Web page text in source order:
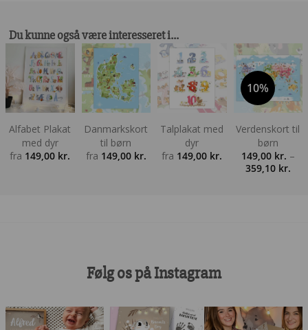
Du kunne også være interesseret i…
Alfabet Plakat
med dyr
fra 149,00 kr.
Danmarkskort
til børn
fra 149,00 kr.
Talplakat med
dyr
fra 149,00 kr.
10%
Verdenskort til
børn
149,00 kr. –
359,10 kr.
Følg os på Instagram